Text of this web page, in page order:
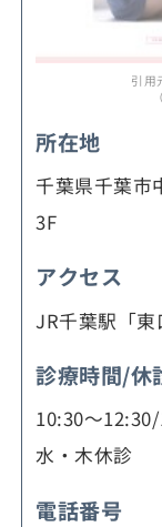
引用
所在地
千葉県千葉市
3F
アクセス
JR千葉駅「
診療時間/休
10:30～
水・木休診
電話番号